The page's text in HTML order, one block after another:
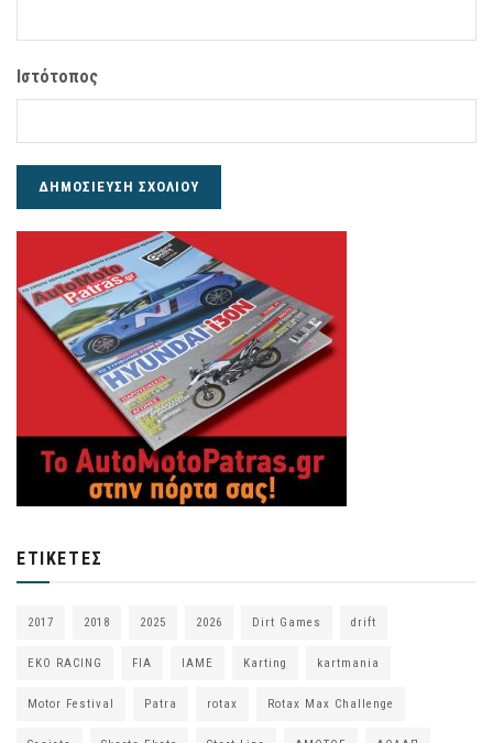
Ιστότοπος
ΕΤΙΚΈΤΕΣ
2017 2018 2025 2026 Dirt Games drift
EKO RACING FIA IAME Karting kartmania
Motor Festival Patra rotax Rotax Max Challenge